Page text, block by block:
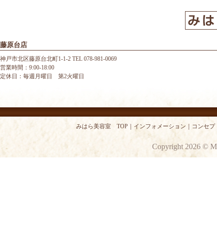
藤原台店
神戸市北区藤原台北町1-1-2 TEL 078-981-0069
営業時間：9:00-18:00
定休日：毎週月曜日 第2火曜日
みはら美容室 TOP インフォメーション コンセプ
Copyright 2026 ©